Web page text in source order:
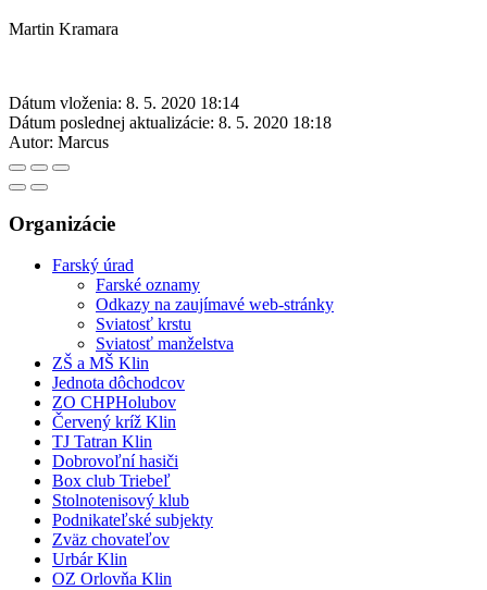
Martin Kramara
Dátum vloženia: 8. 5. 2020 18:14
Dátum poslednej aktualizácie: 8. 5. 2020 18:18
Autor: Marcus
Organizácie
Farský úrad
Farské oznamy
Odkazy na zaujímavé web-stránky
Sviatosť krstu
Sviatosť manželstva
ZŠ a MŠ Klin
Jednota dôchodcov
ZO CHPHolubov
Červený kríž Klin
TJ Tatran Klin
Dobrovoľní hasiči
Box club Triebeľ
Stolnotenisový klub
Podnikateľské subjekty
Zväz chovateľov
Urbár Klin
OZ Orlovňa Klin